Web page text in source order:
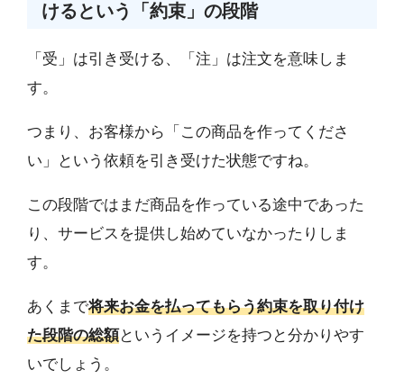
けるという「約束」の段階
「受」は引き受ける、「注」は注文を意味しま
す。
つまり、お客様から「この商品を作ってくださ
い」という依頼を引き受けた状態ですね。
この段階ではまだ商品を作っている途中であった
り、サービスを提供し始めていなかったりしま
す。
あくまで将来お金を払ってもらう約束を取り付け
た段階の総額というイメージを持つと分かりやす
いでしょう。